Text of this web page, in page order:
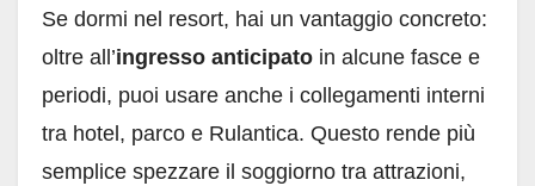
Se dormi nel resort, hai un vantaggio concreto:
oltre all’ingresso anticipato in alcune fasce e
periodi, puoi usare anche i collegamenti interni
tra hotel, parco e Rulantica. Questo rende più
semplice spezzare il soggiorno tra attrazioni,